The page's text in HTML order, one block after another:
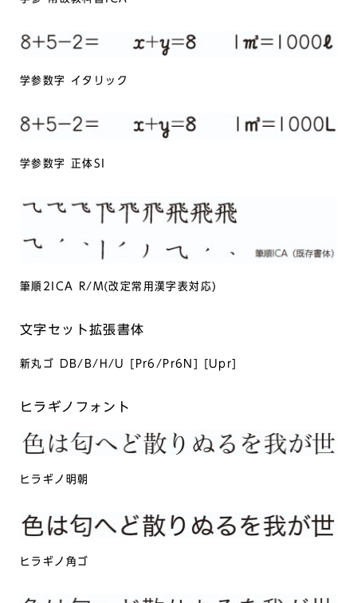
学参数字 イタリック
学参数字 正体SI
筆順2ICA R/M(改定常用漢字表対応)
文字セット拡張書体
新丸ゴ DB/B/H/U [Pr6/Pr6N] [Upr]
ヒラギノフォント
ヒラギノ明朝
ヒラギノ角ゴ